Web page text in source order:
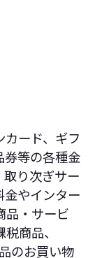
カード、ギフ
券等の各種金
り次ぎサー
金やインター
品・サービ
商品、
のお買い物